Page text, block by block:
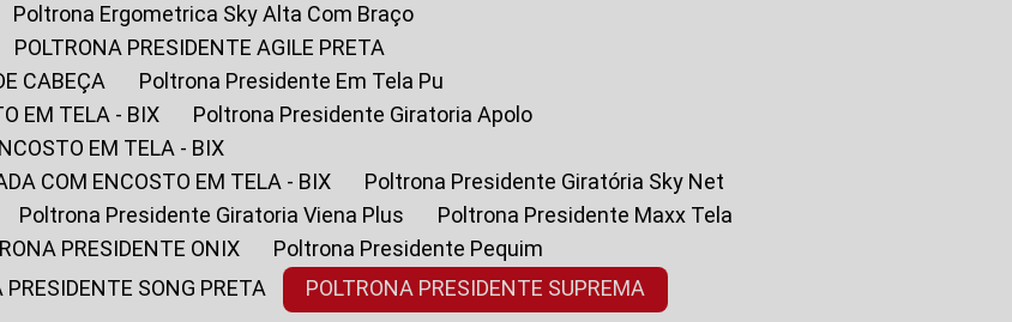
Poltrona Ergometrica Sky Alta Com Braço
POLTRONA PRESIDENTE AGILE PRETA
CABEÇA
Poltrona Presidente Em Tela Pu
EM TELA - BIX
Poltrona Presidente Giratoria Apolo
EM TELA - BIX
COM ENCOSTO EM TELA - BIX
Poltrona Presidente Giratória Sky Net
Poltrona Presidente Giratoria Viena Plus
Poltrona Presidente Maxx Tela
PRESIDENTE ONIX
Poltrona Presidente Pequim
PRESIDENTE SONG PRETA POLTRONA PRESIDENTE SUPREMA